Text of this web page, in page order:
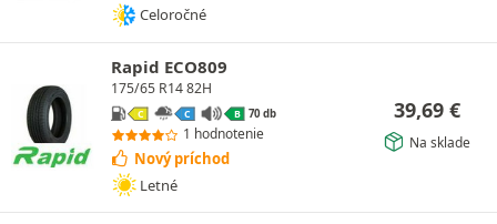
Celoročné
Rapid ECO809
175/65 R14 82H
C C B 70 db
1 hodnotenie
Nový príchod
Letné
39,69 €
Na sklade